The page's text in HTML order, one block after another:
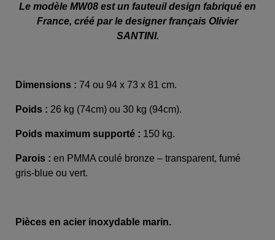
Le modèle MW08 est un fauteuil design fabriqué en
France, créé par le designer français Olivier
SANTINI.
Dimensions : 74 ou 94 x 73 x 81 cm.
Poids : 26 kg (74cm) ou 30 kg (94cm).
Poids maximum supporté : 150 kg.
Parois : en PMMA coulé bronze – transparent, fumé
gris-blue ou vert.
Pièces en acier inoxydable marin.